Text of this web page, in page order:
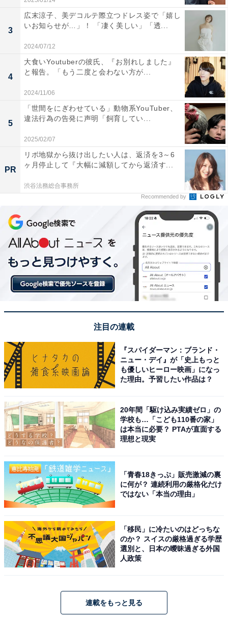
3
広末涼子、美デコルテ際立つドレス姿で「嬉し
いお知らせが…」！ 「凄く美しい」「透...
2024/07/12
4
大食いYoutuberの彼氏、『お別れしました』
と報告。「もう二度と会わない方が...
2024/11/06
5
「世間をにぎわせている」動物系YouTuber、
違法行為の告発に声明「飼育してい...
2025/02/07
PR
リボ地獄から抜け出したい人は、返済を3～6
ヶ月停止して『大幅に減額してから返済す...
渋谷法務総合事務所
Recommended by
注目の連載
『スパイダーマン：ブランド・
ニュー・デイ』が「史上もっと
も優しいヒーロー映画」になっ
た理由。予習したい作品は？
20年間「駆け込み実績ゼロ」の
学校も…「こども110番の家」
は本当に必要？ PTAが直面する
理想と現実
「青春18きっぷ」販売激減の裏
に何が？ 連続利用の厳格化だけ
ではない「本当の理由」
「移民」に冷たいのはどっちな
のか？ スイスの厳格過ぎる学歴
選別と、日本の曖昧過ぎる外国
人政策
連載をもっと見る